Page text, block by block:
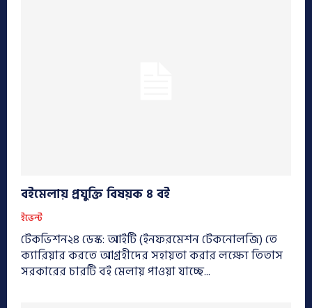
বইমেলায় প্রযুক্তি বিষয়ক ৪ বই
ইভেন্ট
টেকভিশন২৪ ডেস্ক: আইটি (ইনফরমেশন টেকনোলজি) তে
ক্যারিয়ার করতে আগ্রহীদের সহায়তা করার লক্ষ্যে তিতাস
সরকারের চারটি বই মেলায় পাওয়া যাচ্ছে...